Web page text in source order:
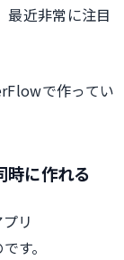
最近非常に注目
で作ってい
に作れる
リ
す。